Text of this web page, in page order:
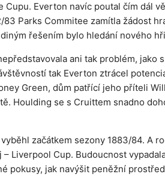
Cupu. Everton navíc poutal čím dál
83 Parks Commitee zamítla žádost
řešením bylo hledání nového
ani tak problém,
tak Everton ztrácel
Green, dům patřící jeho příteli
Houlding se s Cruittem snadno
začátkem sezony 1883/84. A
Liverpool Cup. Budoucnost
pokusy, jak navýšit peněžní